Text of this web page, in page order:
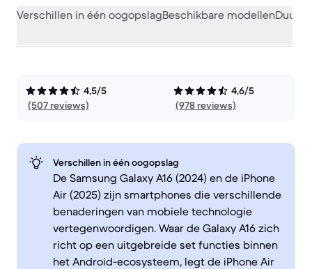
Verschillen in één oogopslagBeschikbare modellen
4,5/5
(507 reviews)
4,6/5
(978 reviews)
Verschillen in één oogopslag
De Samsung Galaxy A16 (2024) en de iPhone
Air (2025) zijn smartphones die verschillende
benaderingen van mobiele technologie
vertegenwoordigen. Waar de Galaxy A16 zich
richt op een uitgebreide set functies binnen
het Android-ecosysteem, legt de iPhone Air